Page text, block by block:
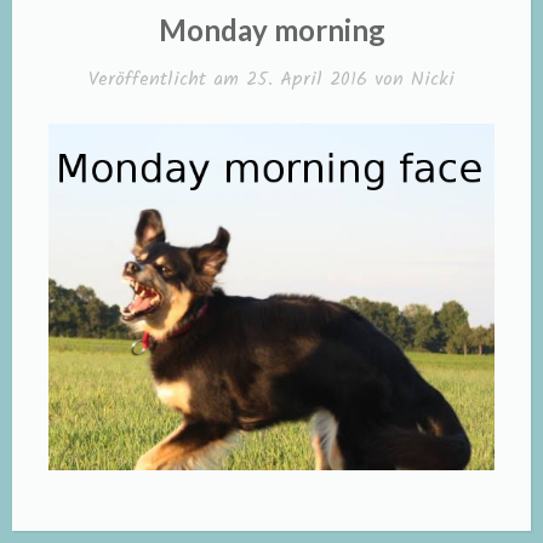
Monday morning
Veröffentlicht am 25. April 2016 von Nicki